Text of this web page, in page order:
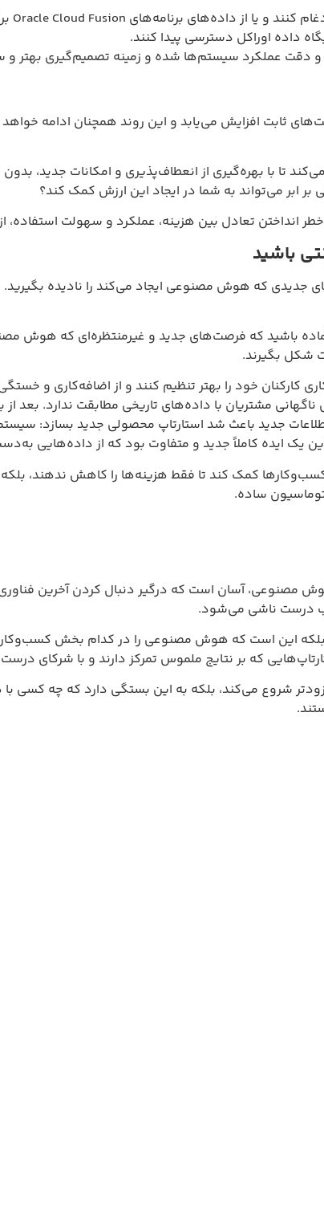
داده‌های برنامه‌های Oracle Cloud Fusion برای تقویت مدل‌های خود استفاده کنند؛
دسترسی پیدا کنند.
شده و زمینه تصمیم‌گیری بهتر و سریع‌تر را
می‌یابد و این روند همچنان ادامه خواهد داشت.
از انعطاف‌پذیری و امکانات جدید، بدون از دست
به شما در ایجاد این ارزش کمک کند؟
بین هزینه، عملکرد و سهولت استفاده، از سرعت
مصنوعی ایجاد می‌کند را نادیده بگیرید. هوش مصنوعی
جدید و غیرمنتظره‌ای که هوش مصنوعی ایجاد
را بهتر تنظیم کنند و از اضافه‌کاری و خستگی آنها
داده‌های تاریخی مطابقت ندارد. بعد از بررسی
شد استارتاپ محصولی جدید بسازد: سیستمی که بتواند
جدید و متفاوت بود که از داده‌هایی به‌دست آمد که
تا فقط هزینه‌ها را کاهش ندهند، بلکه فرصت‌های
است که درگیر دنبال کردن آخرین فناوری‌ها و
می‌شود.
که هوش مصنوعی را در کدام بخش کسب‌وکار به کار
نتایج ملموس تمرکز دارند و با شرکای درست همکاری
بلکه به این بستگی دارد که چه کسی با هدف